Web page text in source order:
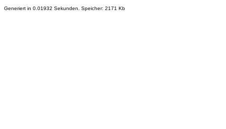
Generiert in 0.01932 Sekunden. Speicher: 2171 Kb